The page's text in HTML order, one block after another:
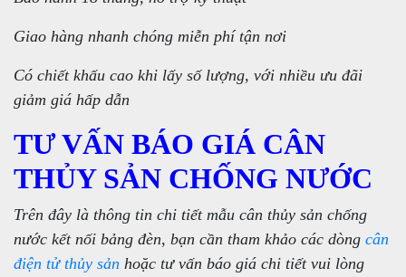
Giao hàng nhanh chóng miễn phí tận nơi
Có chiết khấu cao khi lấy số lượng, với nhiều ưu đãi
giảm giá hấp dẫn
TƯ VẤN BÁO GIÁ CÂN
THỦY SẢN CHỐNG NƯỚC
Trên đây là thông tin chi tiết mẫu cân thủy sản chống
nước kết nối bảng đèn, bạn cần tham khảo các dòng cân
điện tử thủy sản hoặc tư vấn báo giá chi tiết vui lòng